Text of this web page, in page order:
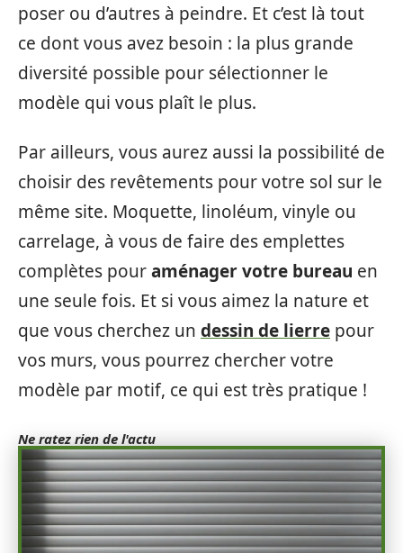
poser ou d’autres à peindre. Et c’est là tout
ce dont vous avez besoin : la plus grande
diversité possible pour sélectionner le
modèle qui vous plaît le plus.
Par ailleurs, vous aurez aussi la possibilité de
choisir des revêtements pour votre sol sur le
même site. Moquette, linoléum, vinyle ou
carrelage, à vous de faire des emplettes
complètes pouraménager votre bureau en
une seule fois. Et si vous aimez la nature et
que vous cherchez un dessin de lierre pour
vos murs, vous pourrez chercher votre
modèle par motif, ce qui est très pratique !
Ne ratez rien de l'actu